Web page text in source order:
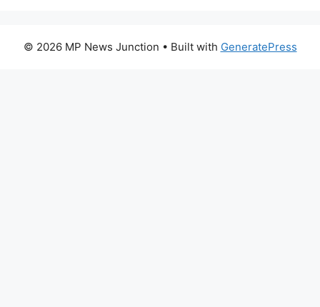
© 2026 MP News Junction • Built with GeneratePress